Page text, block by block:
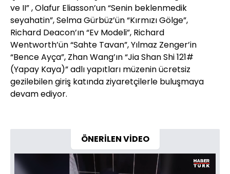
ve II” , Olafur Eliasson’un “Senin beklenmedik
seyahatin”, Selma Gürbüz’ün “Kırmızı Gölge”,
Richard Deacon’ın “Ev Modeli”, Richard
Wentworth’ün “Sahte Tavan”, Yılmaz Zenger’in
“Bence Ayça”, Zhan Wang’ın “Jia Shan Shi 121#
(Yapay Kaya)” adlı yapıtları müzenin ücretsiz
gezilebilen giriş katında ziyaretçilerle buluşmaya
devam ediyor.
ÖNERİLEN VİDEO